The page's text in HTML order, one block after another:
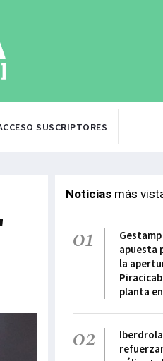
SUSCRIPTORES
Noticiasmás
01
apuesta
la
planta
02
Iberdrola